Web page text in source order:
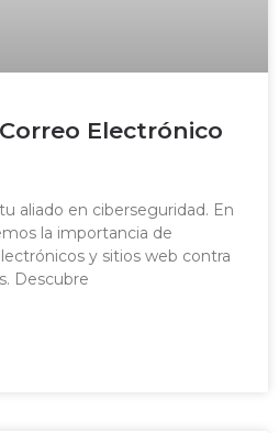
Electrónico
aliado en ciberseguridad. En
la importancia de
y sitios web contra
Descubre